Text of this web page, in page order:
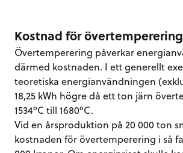
Kostnad för övertemperering
Övertemperering påverkar
därmed kostnaden. I ett generellt
teoretiska energianvändningen
18,25 kWh högre då ett ton järn
1534ºC till 1680ºC.
Vid en årsproduktion på 20 000 ton
kostnaden för övertemperering i så